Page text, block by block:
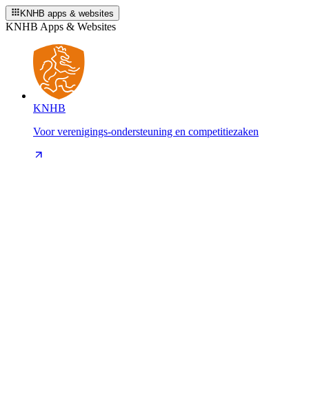
KNHB apps & websites
KNHB Apps & Websites
KNHB
Voor verenigings-ondersteuning en competitiezaken